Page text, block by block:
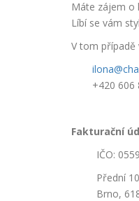
Máte zájem o
Líbí se vám
V tom případě
+420 606
Fakturační
IČO:
Přední
Brno, 618